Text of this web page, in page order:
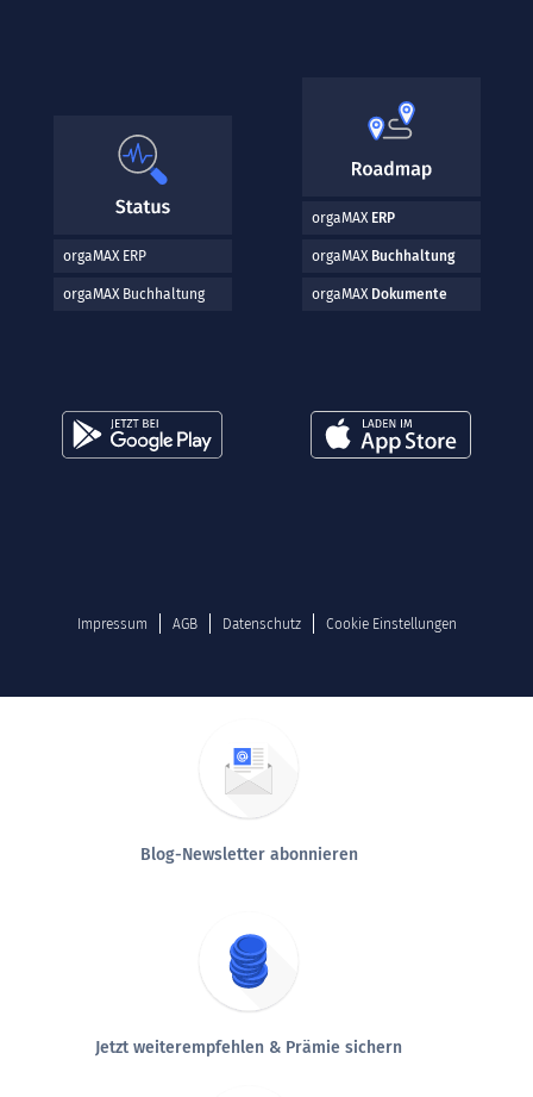
orgaMAX ERP
orgaMAX Buchhaltung
orgaMAX ERP
orgaMAX Buchhaltung
orgaMAX Dokumente
Impressum AGB Datenschutz Cookie Einstellungen
Blog-Newsletter abonnieren
Jetzt weiterempfehlen & Prämie sichern